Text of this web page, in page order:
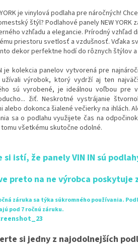
YORK je vinylová podlaha pre náročných!
štýl? Podlahové panely NEW YORK
vzhľadu a elegancie. Prírodný vzhľad
priestoru svetlosť a vzdušnosť. Vďaka
dekor perfektne hodí do rôznych štýlov
je kolekcia panelov vytvorená pre
výrobok, ktorý vydrží aj ten
sú vyrobené, je ideálnou voľbou pre
žiť. Neskrotné vystrájanie
alebo dokonca šialené večierky na ihlách.
sa o podlahu využijete čas na
všetkému skutočne odolné.
si istí, že panely VIN IN sú
preto na ne výrobca poskytuje
záruka sa týka súkromného používania.
pod 7 ročnú záruku.
si jedny z najodolnejších